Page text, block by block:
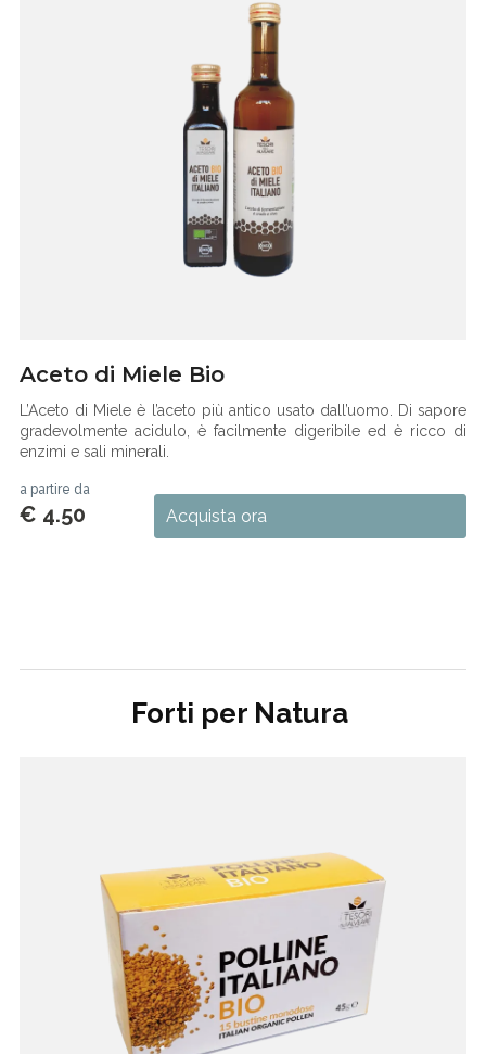
Aceto di Miele Bio
L’Aceto di Miele è l’aceto più antico usato dall’uomo. Di sapore
gradevolmente acidulo, è facilmente digeribile ed è ricco di
enzimi e sali minerali.
a partire da
€ 4.50 Acquista ora
Forti per Natura